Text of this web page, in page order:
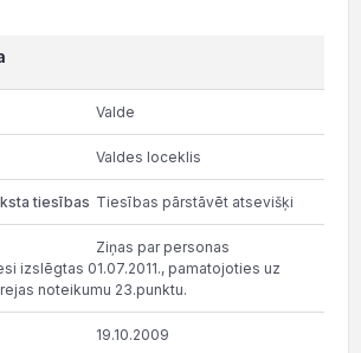
Valde
Valdes loceklis
Tiesības pārstāvēt atsevišķi
Ziņas par personas
izslēgtas 01.07.2011., pamatojoties uz
noteikumu 23.punktu.
19.10.2009